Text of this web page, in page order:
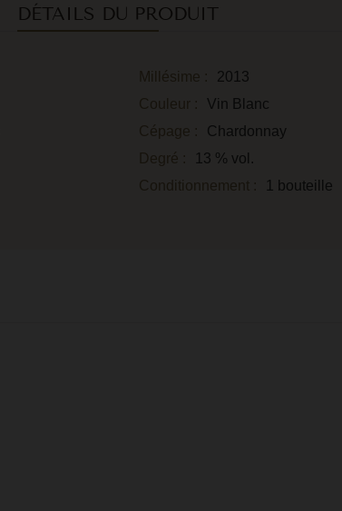
DÉTAILS DU PRODUIT
Millésime :
2013
Couleur :
Vin Blanc
Cépage :
Chardonnay
Degré :
13 % vol.
Conditionnement : 1 bouteille